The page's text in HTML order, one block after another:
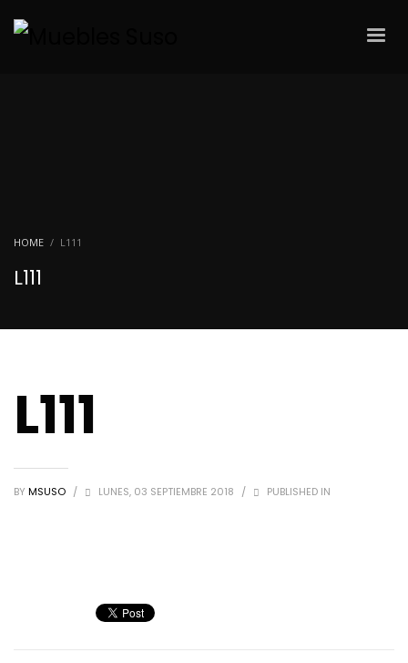
HOME L111
L111
L111
BY MSUSO / LUNES, 03 SEPTIEMBRE 2018 / PUBLISHED IN